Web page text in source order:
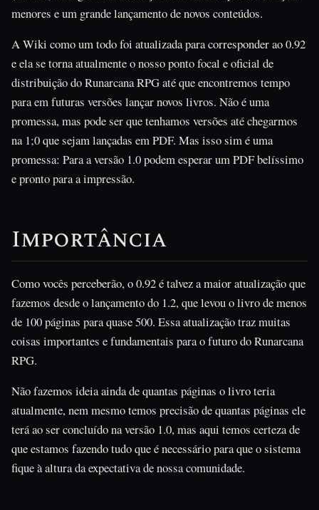
menores e um grande lançamento de novos conteúdos.
A Wiki como um todo foi atualizada para corresponder ao 0.92
e ela se torna atualmente o nosso ponto focal e oficial de
distribuição do Runarcana RPG até que encontremos tempo
para em futuras versões lançar novos livros. Não é uma
promessa, mas pode ser que tenhamos versões até chegarmos
na 1;0 que sejam lançadas em PDF. Mas isso sim é uma
promessa: Para a versão 1.0 podem esperar um PDF belíssimo
e pronto para a impressão.
Importância
Como vocês perceberão, o 0.92 é talvez a maior atualização que
fazemos desde o lançamento do 1.2, que levou o livro de menos
de 100 páginas para quase 500. Essa atualização traz muitas
coisas importantes e fundamentais para o futuro do Runarcana
RPG.
Não fazemos ideia ainda de quantas páginas o livro teria
atualmente, nem mesmo temos precisão de quantas páginas ele
terá ao ser concluído na versão 1.0, mas aqui temos certeza de
que estamos fazendo tudo que é necessário para que o sistema
fique à altura da expectativa de nossa comunidade.